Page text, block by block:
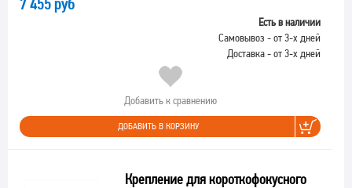
7 455 руб
Есть в наличии
Самовывоз - от 3-х дней
Доставка - от 3-х дней
Добавить к сравнению
ДОБАВИТЬ В КОРЗИНУ
Крепление для короткофокусного